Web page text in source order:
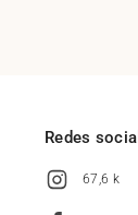
Redes
67,6 k